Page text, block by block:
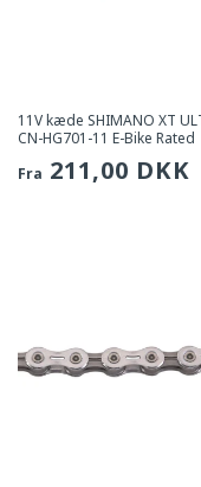
11V kæde SHIMANO XT
CN-HG701-11 E-Bike Rated
Sædvanlig
Fra 211,00 DKK